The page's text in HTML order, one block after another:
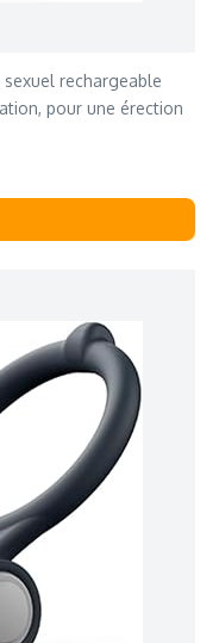
rechargeable
pour une érection